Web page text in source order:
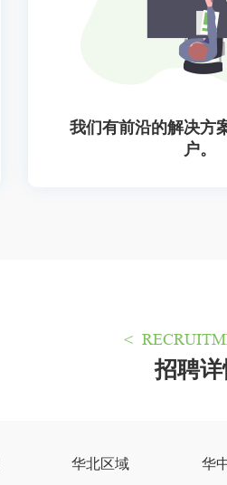
我们有前沿的解决方
户。
<
招聘
华北区域 华